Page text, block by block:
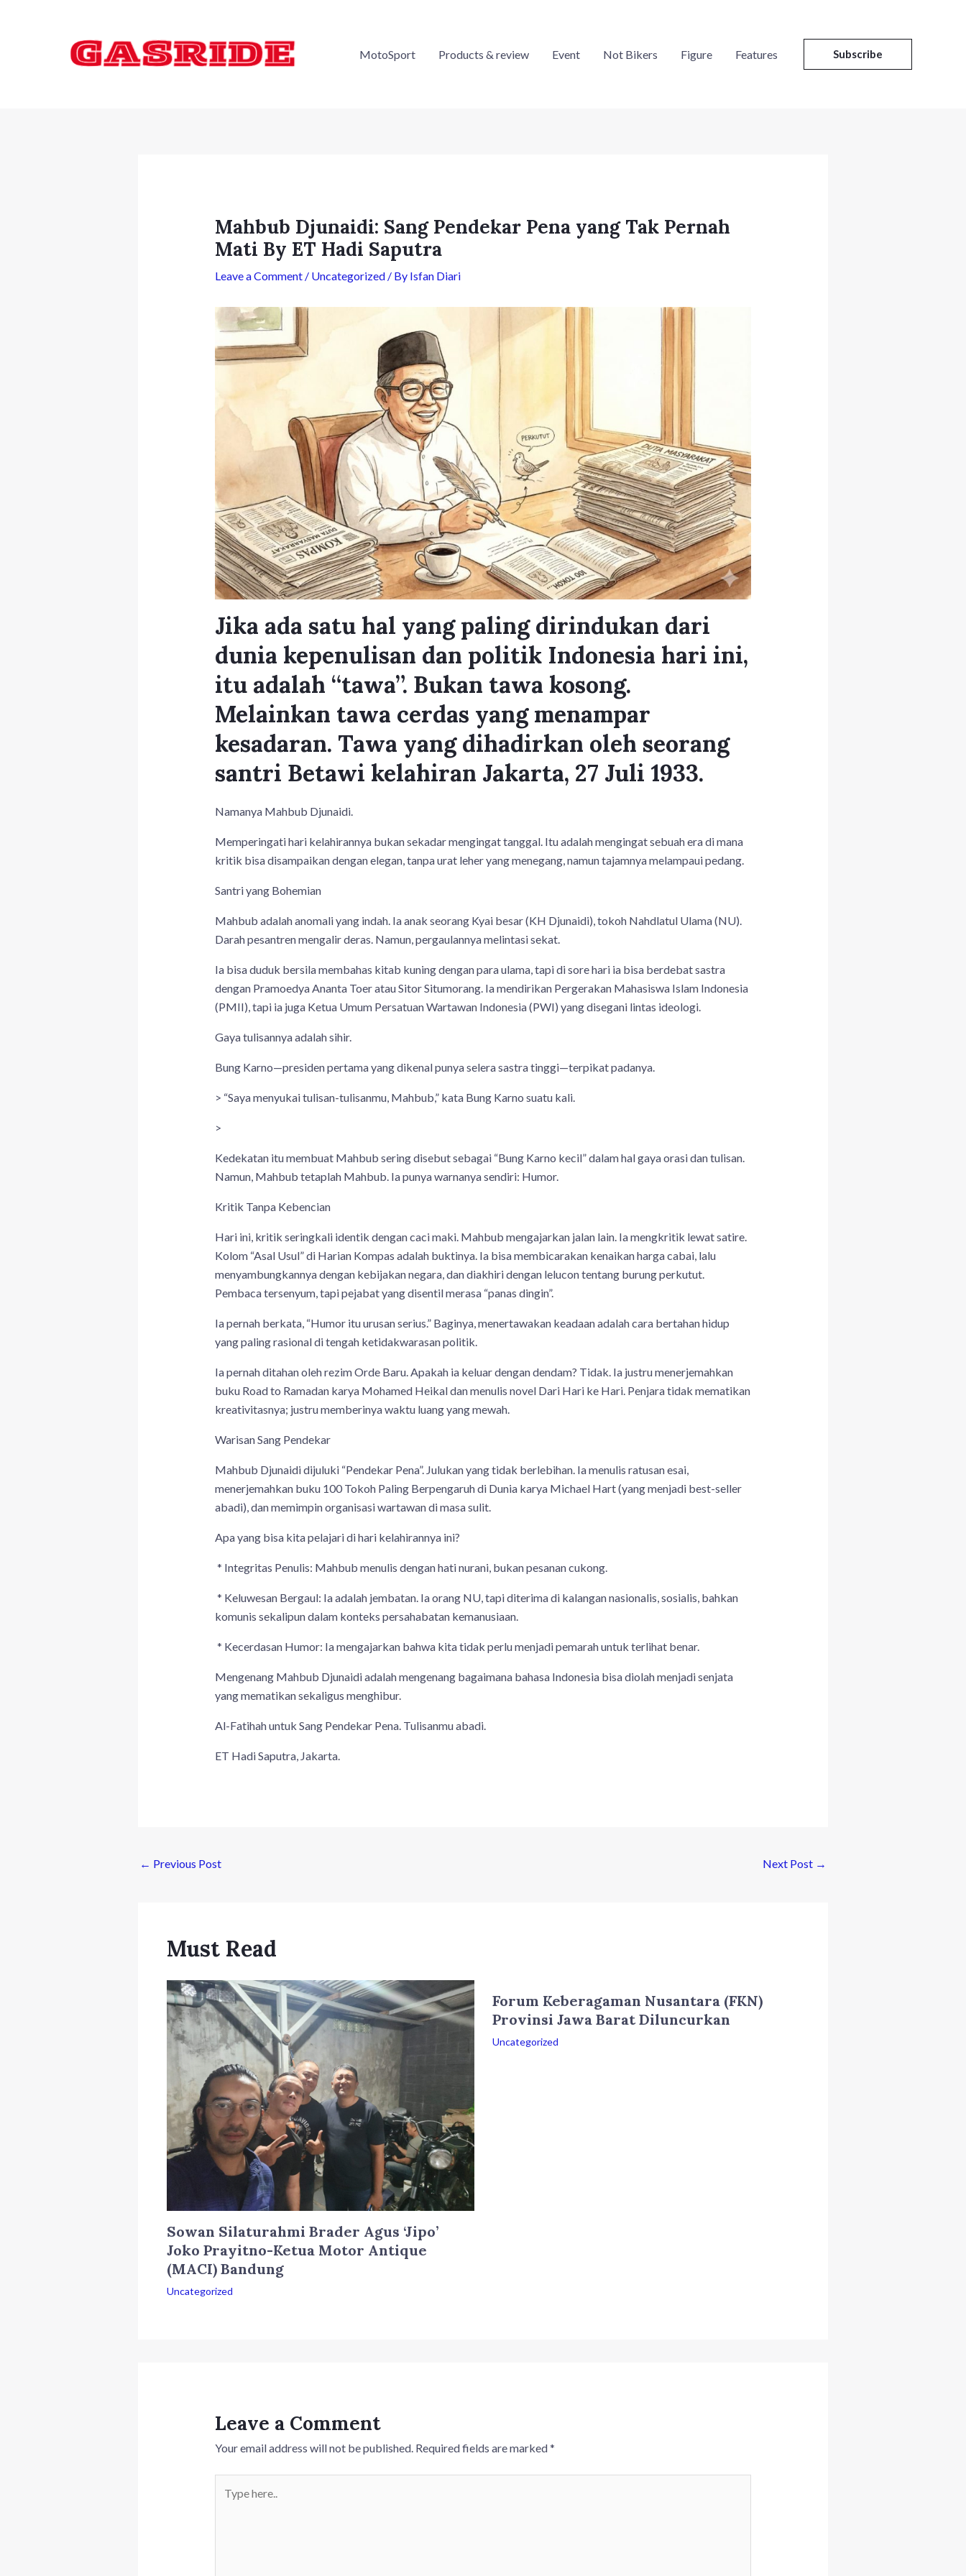
MotoSport Products & review Event Not Bikers Figure Features Subscribe
Mahbub Djunaidi: Sang Pendekar Pena yang Tak Pernah
Mati By ET Hadi Saputra
Leave a Comment / Uncategorized/ By Isfan Diari
Jika ada satu hal yang paling dirindukan dari
dunia kepenulisan dan politik Indonesia hari ini,
itu adalah “tawa”. Bukan tawa kosong.
Melainkan tawa cerdas yang menampar
kesadaran. Tawa yang dihadirkan oleh seorang
santri Betawi kelahiran Jakarta, 27 Juli 1933.
Namanya Mahbub Djunaidi.
Memperingati hari kelahirannya bukan sekadar mengingat tanggal. Itu adalah mengingat sebuah era di mana
kritik bisa disampaikan dengan elegan, tanpa urat leher yang menegang, namun tajamnya melampaui pedang.
Santri yang Bohemian
Mahbub adalah anomali yang indah. Ia anak seorang Kyai besar (KH Djunaidi), tokoh Nahdlatul Ulama (NU).
Darah pesantren mengalir deras. Namun, pergaulannya melintasi sekat.
Ia bisa duduk bersila membahas kitab kuning dengan para ulama, tapi di sore hari ia bisa berdebat sastra
dengan Pramoedya Ananta Toer atau Sitor Situmorang. Ia mendirikan Pergerakan Mahasiswa Islam Indonesia
(PMII), tapi ia juga Ketua Umum Persatuan Wartawan Indonesia (PWI) yang disegani lintas ideologi.
Gaya tulisannya adalah sihir.
Bung Karno—presiden pertama yang dikenal punya selera sastra tinggi—terpikat padanya.
> “Saya menyukai tulisan-tulisanmu, Mahbub,” kata Bung Karno suatu kali.
>
Kedekatan itu membuat Mahbub sering disebut sebagai “Bung Karno kecil” dalam hal gaya orasi dan tulisan.
Namun, Mahbub tetaplah Mahbub. Ia punya warnanya sendiri: Humor.
Kritik Tanpa Kebencian
Hari ini, kritik seringkali identik dengan caci maki. Mahbub mengajarkan jalan lain. Ia mengkritik lewat satire.
Kolom “Asal Usul” di Harian Kompas adalah buktinya. Ia bisa membicarakan kenaikan harga cabai, lalu
menyambungkannya dengan kebijakan negara, dan diakhiri dengan lelucon tentang burung perkutut.
Pembaca tersenyum, tapi pejabat yang disentil merasa “panas dingin”.
Ia pernah berkata, “Humor itu urusan serius.” Baginya, menertawakan keadaan adalah cara bertahan hidup
yang paling rasional di tengah ketidakwarasan politik.
Ia pernah ditahan oleh rezim Orde Baru. Apakah ia keluar dengan dendam? Tidak. Ia justru menerjemahkan
buku Road to Ramadan karya Mohamed Heikal dan menulis novel Dari Hari ke Hari. Penjara tidak mematikan
kreativitasnya; justru memberinya waktu luang yang mewah.
Warisan Sang Pendekar
Mahbub Djunaidi dijuluki “Pendekar Pena”. Julukan yang tidak berlebihan. Ia menulis ratusan esai,
menerjemahkan buku 100 Tokoh Paling Berpengaruh di Dunia karya Michael Hart (yang menjadi best-seller
abadi), dan memimpin organisasi wartawan di masa sulit.
Apa yang bisa kita pelajari di hari kelahirannya ini?
* Integritas Penulis: Mahbub menulis dengan hati nurani, bukan pesanan cukong.
* Keluwesan Bergaul: Ia adalah jembatan. Ia orang NU, tapi diterima di kalangan nasionalis, sosialis, bahkan
komunis sekalipun dalam konteks persahabatan kemanusiaan.
* Kecerdasan Humor: Ia mengajarkan bahwa kita tidak perlu menjadi pemarah untuk terlihat benar.
Mengenang Mahbub Djunaidi adalah mengenang bagaimana bahasa Indonesia bisa diolah menjadi senjata
yang mematikan sekaligus menghibur.
Al-Fatihah untuk Sang Pendekar Pena. Tulisanmu abadi.
ET Hadi Saputra, Jakarta.
← Previous Post Next Post →
Must Read
Sowan Silaturahmi Brader Agus ‘Jipo’
Joko Prayitno-Ketua Motor Antique
(MACI) Bandung
Uncategorized
Forum Keberagaman Nusantara (FKN)
Provinsi Jawa Barat Diluncurkan
Uncategorized
Leave a Comment
Your email address will not be published. Required fields are marked*
here..